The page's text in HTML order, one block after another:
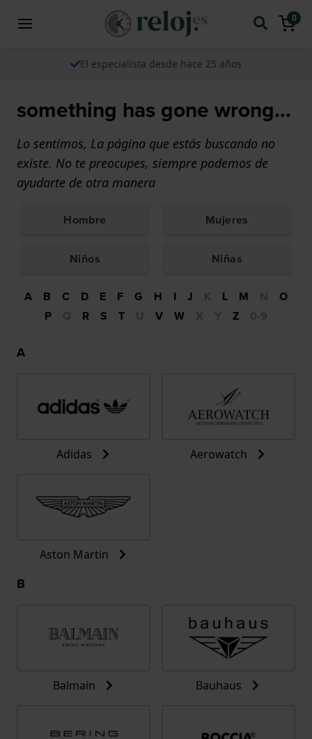
0
El especialista desde hace 25 años
something has gone wrong...
Lo sentimos, La página que estás buscando no
existe. No te preocupes, siempre podemos de
ayudarte de otra manera
Hombre Mujeres
Niños Niñas
A B C D E F G H I J K L M N
O
P
Q R S T U V W X Y Z 0-9
A
Adidas Aerowatch
Aston Martin
B
Balmain Bauhaus